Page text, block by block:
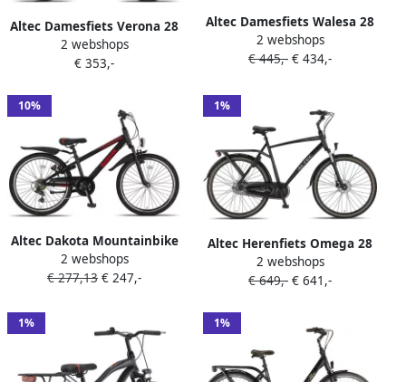
Altec Damesfiets Verona 28
Inch 56 cm Dames 7V V-
Brakes Matzwart
2 webshops
€ 353,-
Altec Damesfiets Walesa 28
Inch 55 cm Dames 3V
Rollerbrake Matzwart
2 webshops
€ 445,- € 434,-
10%
Altec Dakota Mountainbike
Jongensfiets 24 Inch
Kinderfiets voor 8 tot 12
2 webshops
€ 277,13 € 247,-
1%
Altec Herenfiets Omega 28
Inch 55 cm Heren 7V
Hydraulische schijfrem
2 webshops
€ 649,- € 641,-
1% 1%